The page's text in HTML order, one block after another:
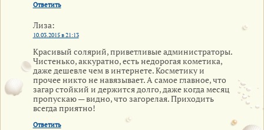
Ответить
Лиза:
10.03.2015 в 21:13
Красивый солярий, приветливые администраторы.
Чистенько, аккуратно, есть недорогая кометика,
даже дешевле чем в интернете. Косметику и
прочее никто не навязывает. А самое главное, что
загар стойкий и держится долго, даже когда месяц
пропускаю — видно, что загорелая. Приходить
всегда приятно!
Ответить